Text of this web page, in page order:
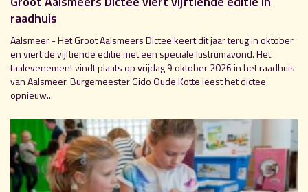
raadhuis
Aalsmeer - Het Groot Aalsmeers Dictee keert dit jaar terug in oktober
en viert de vijftiende editie met een speciale lustrumavond. Het
taalevenement vindt plaats op vrijdag 9 oktober 2026 in het raadhuis
van Aalsmeer. Burgemeester Gido Oude Kotte leest het dictee
opnieuw...